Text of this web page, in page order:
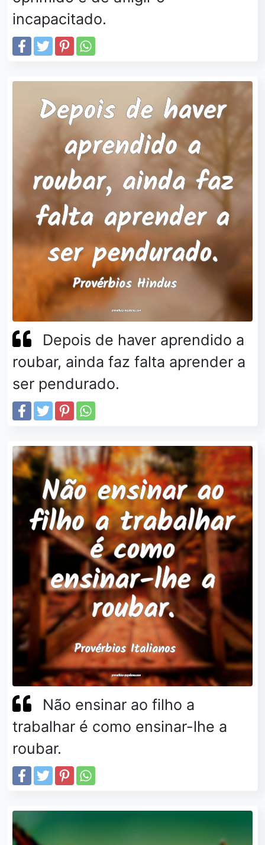
incapacitado.
Depois de haver aprendido a
roubar, ainda faz falta aprender a
ser pendurado.
Não ensinar ao filho a
trabalhar é como ensinar-lhe a
roubar.